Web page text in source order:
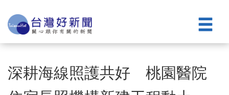
深耕海線照護共好 桃園醫院